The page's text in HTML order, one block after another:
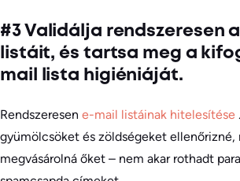
#3 Validálja rendszeresen
listáit, és tartsa meg a
mail lista higiéniáját.
Rendszeresen e-mail listáinak hitelesítése
gyümölcsöket és zöldségeket
megvásárolná őket – nem akar rothadt